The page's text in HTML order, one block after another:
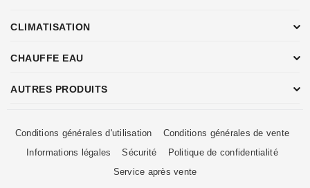
CLIMATISATION
CHAUFFE EAU
AUTRES PRODUITS
Conditions générales d'utilisation
Conditions générales de vente
Informations légales
Sécurité
Politique de confidentialité
Service après vente